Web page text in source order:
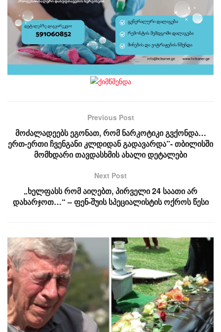
Previous Post
მოძალადეებს ეგონათ, რომ ნარკოტიკი გვქონდა…
ერთ-ერთი ჩვენგანი კლდიდან გადავარდა”- თბილისში
მომხდარი თავდასხმის ახალი დეტალები
Next Post
„ხელფასს რომ აიღებთ, პირველი 24 საათი არ
დახარჯოთ…“ – ფენ-შუის სპეციალისტის ოქროს წესი